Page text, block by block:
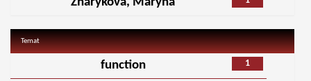
Temat
1
function